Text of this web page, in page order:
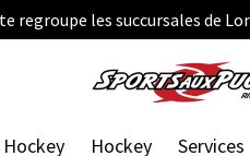
regroupe les succursales de
Hockey Hockey Services